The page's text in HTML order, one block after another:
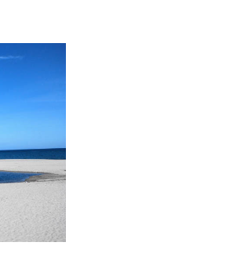
度開設予定）